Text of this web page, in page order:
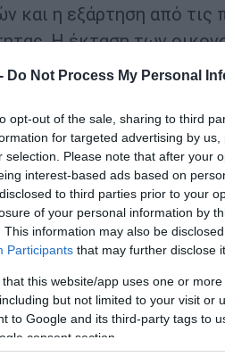
Do Not Process My Personal
opt-out of the sale, sharing to third
for targeted advertising by
selection. Please note that after your
interest-based ads based on
to third parties prior to your
of your personal information by
This information may also be
Participants that may further disclose
that this website/app uses one or
but not limited to your visit or
to Google and its third-party tags to
consent section.
και η εξάρτηση από τις
Η έκταση των
στη βάση των
παραθέτει τις
: Σε περίπτωση
οι
οικονομία θα
μια μέτρια
κατά περίπου
κατά περίπου 0,3-
εμπόριο θα είναι